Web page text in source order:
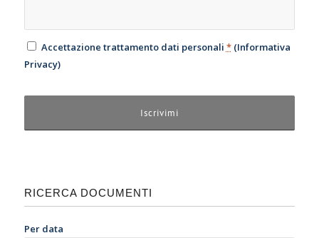
Accettazione trattamento dati personali *(Informativa
Privacy)
RICERCA DOCUMENTI
Per data